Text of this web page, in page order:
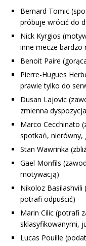
Bernard Tomic
próbuje wrócić do
Nick Kyrgios
inne mecze bardzo
Benoit Paire
Pierre-Hugues
prawie tylko do
Dusan Lajovic
zmienna
Marco Cecchinato
spotkań, nierówny,
Stan Wawrinka (
Gael Monfils
motywacją)
Nikoloz Basilashvili
potrafi odpuścić)
Marin Cilic (potrafi
sklasyfikowanymi,
Lucas Pouille